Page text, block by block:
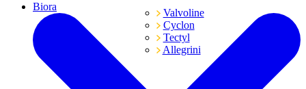
Valvoline
Cyclon
Tectyl
Allegrini
Biora